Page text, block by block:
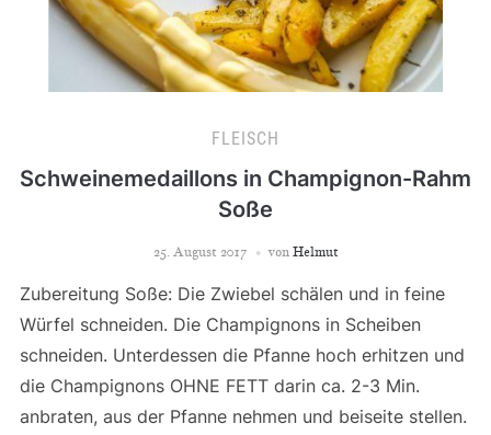
FLEISCH
Schweinemedaillons in Champignon-Rahm
Soße
25. August 2017 von Helmut
Zubereitung Soße: Die Zwiebel schälen und in feine
Würfel schneiden. Die Champignons in Scheiben
schneiden. Unterdessen die Pfanne hoch erhitzen und
die Champignons OHNE FETT darin ca. 2-3 Min.
anbraten, aus der Pfanne nehmen und beiseite stellen.